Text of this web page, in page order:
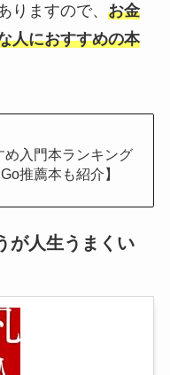
りますので、 お金
人におすすめの本
め入門本ランキング
推薦本も紹介】
が人生うまくい